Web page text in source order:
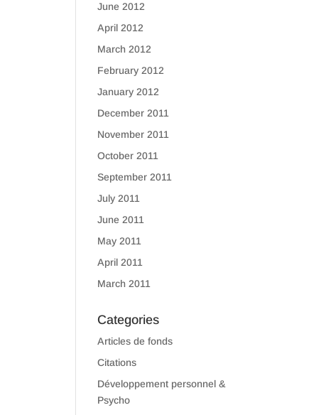
June 2012
April 2012
March 2012
February 2012
January 2012
December 2011
November 2011
October 2011
September 2011
July 2011
June 2011
May 2011
April 2011
March 2011
Categories
Articles de fonds
Citations
Développement personnel &
Psycho